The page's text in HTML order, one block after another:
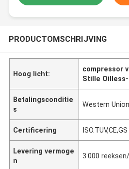
PRODUCTOMSCHRIJVING
Hoog licht:
compressor
Stille
Betalingsconditie
s
Western
Certificering ISO.TUV,CE,GS
Levering vermoge
n
3.000